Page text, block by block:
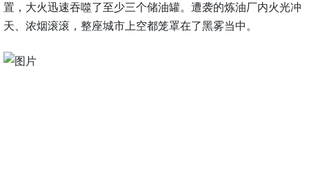
置，大火迅速吞噬了至少三个储油罐。遭袭的炼油厂内火光冲
天、浓烟滚滚，整座城市上空都笼罩在了黑雾当中。